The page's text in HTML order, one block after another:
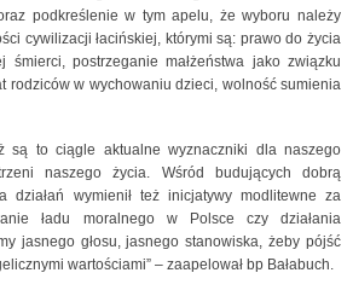
podkreślenie w tym apelu, że wyboru należy
cywilizacji łacińskiej, którymi są: prawo do życia
postrzeganie małżeństwa jako związku
rodziców w wychowaniu dzieci, wolność sumienia
są to ciągle aktualne wyznaczniki dla naszego
naszego życia. Wśród budujących dobrą
działań wymienił też inicjatywy modlitewne za
ładu moralnego w Polsce czy działania
jasnego głosu, jasnego stanowiska, żeby pójść
wartościami” – zaapelował bp Bałabuch.